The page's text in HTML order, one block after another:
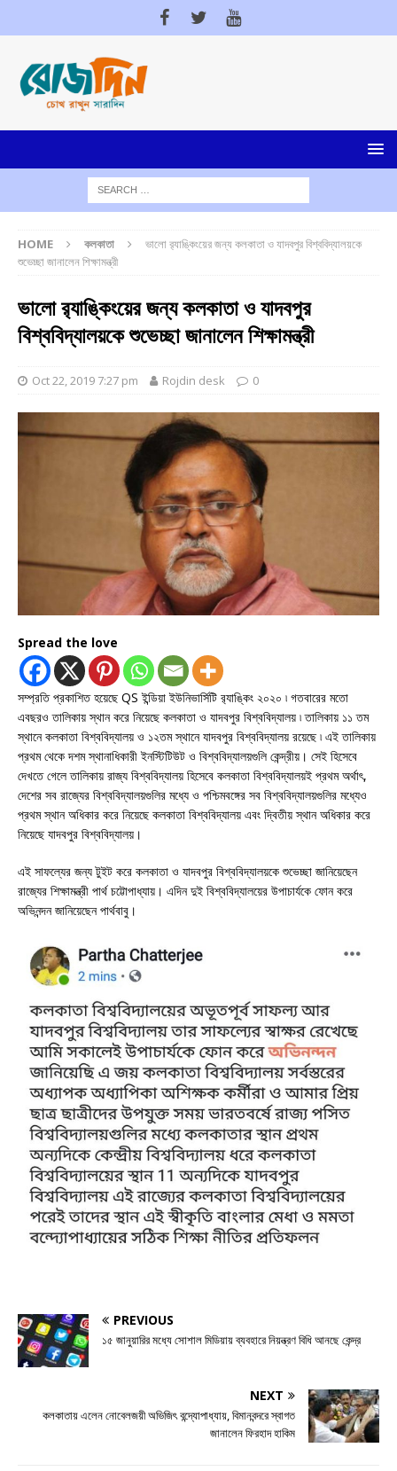
HOME কলকাতা
ভালো র‍্যাঙ্কিংয়ের জন্য কলকাতা ও যাদবপুর বিশ্ববিদ্যালয়কে
শুভেচ্ছা জানালেন শিক্ষামন্ত্রী
ভালো র‍্যাঙ্কিংয়ের জন্য কলকাতা ও যাদবপুর
বিশ্ববিদ্যালয়কে শুভেচ্ছা জানালেন শিক্ষামন্ত্রী
Oct 22, 2019 7:27 pm Rojdin desk 0
Spread the love
সম্প্রতি প্রকাশিত হয়েছে QS ইন্ডিয়া ইউনিভার্সিটি র‍্যাঙ্কিং ২০২০ ৷ গতবারের মতো
এবছরও তালিকায় স্থান করে নিয়েছে কলকাতা ও যাদবপুর বিশ্ববিদ্যালয় ৷ তালিকায় ১১ তম
স্থানে কলকাতা বিশ্ববিদ্যালয় ও ১২তম স্থানে যাদবপুর বিশ্ববিদ্যালয় রয়েছে ৷ এই তালিকায়
প্রথম থেকে দশম স্থানাধিকারী ইনস্টিটিউট ও বিশ্ববিদ্যালয়গুলি কেন্দ্রীয়। সেই হিসেবে
দেখতে গেলে তালিকায় রাজ্য বিশ্ববিদ্যালয় হিসেবে কলকাতা বিশ্ববিদ্যালয়ই প্রথম অর্থাৎ,
দেশের সব রাজ্যের বিশ্ববিদ্যালয়গুলির মধ্যে ও পশ্চিমবঙ্গের সব বিশ্ববিদ্যালয়গুলির মধ্যেও
প্রথম স্থান অধিকার করে নিয়েছে কলকাতা বিশ্ববিদ্যালয় এবং দ্বিতীয় স্থান অধিকার করে
নিয়েছে যাদবপুর বিশ্ববিদ্যালয়।
এই সাফল্যের জন্য টুইট করে কলকাতা ও যাদবপুর বিশ্ববিদ্যালয়কে শুভেচ্ছা জানিয়েছেন
রাজ্যের শিক্ষামন্ত্রী পার্থ চট্টোপাধ্যায়। এদিন দুই বিশ্ববিদ্যালয়ের উপাচার্যকে ফোন করে
অভিনন্দন জানিয়েছেন পার্থবাবু।
PREVIOUS
১৫ জানুয়ারির মধ্যে সোশাল মিডিয়ায় ব্যবহারে নিয়ন্ত্রণ বিধি আনছে কেন্দ্র
NEXT
কলকাতায় এলেন নোবেলজয়ী অভিজিৎ বন্দ্যোপাধ্যায়, বিমানবন্দরে স্বাগত
জানালেন ফিরহাদ হাকিম